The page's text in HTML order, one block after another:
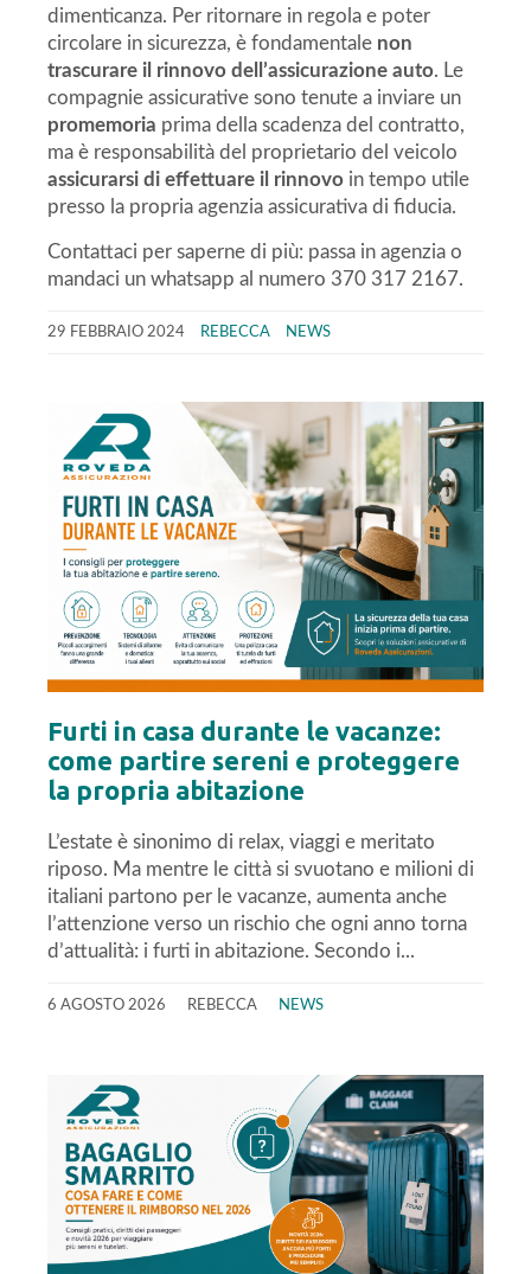
dimenticanza. Per ritornare in regola e poter
circolare in sicurezza, è fondamentale non
trascurare il rinnovo dell’assicurazione auto. Le
compagnie assicurative sono tenute a inviare un
promemoria prima della scadenza del contratto,
ma è responsabilità del proprietario del veicolo
assicurarsi di effettuare il rinnovo in tempo utile
presso la propria agenzia assicurativa di fiducia.
Contattaci per saperne di più: passa in agenzia o
mandaci un whatsapp al numero 370 317 2167.
29 FEBBRAIO 2024 REBECCA NEWS
Furti in casa durante le vacanze:
come partire sereni e proteggere
la propria abitazione
L’estate è sinonimo di relax, viaggi e meritato
riposo. Ma mentre le città si svuotano e milioni di
italiani partono per le vacanze, aumenta anche
l’attenzione verso un rischio che ogni anno torna
d’attualità: i furti in abitazione. Secondo i...
6 AGOSTO 2026 REBECCA NEWS